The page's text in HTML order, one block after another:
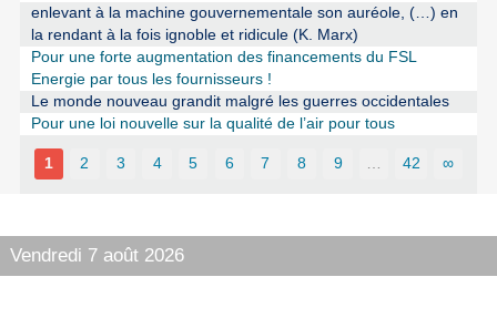
enlevant à la machine gouvernementale son auréole, (…) en
la rendant à la fois ignoble et ridicule (K. Marx)
Pour une forte augmentation des financements du FSL
Energie par tous les fournisseurs !
Le monde nouveau grandit malgré les guerres occidentales
Pour une loi nouvelle sur la qualité de l’air pour tous
1 2 3 4 5 6 7 8 9 … 42 ∞
Vendredi 7 août 2026